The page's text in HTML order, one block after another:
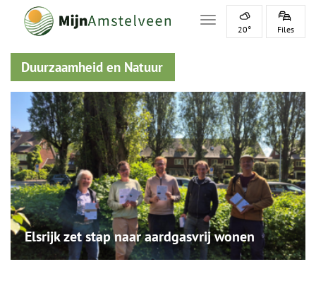
Toggle navigation
20° Files
Duurzaamheid en Natuur
Elsrijk zet stap naar aardgasvrij wonen